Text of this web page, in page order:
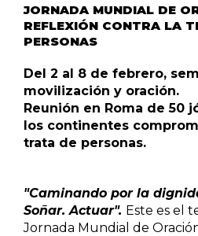
JORNADA MUNDIAL DE
REFLEXIÓN CONTRA LA
PERSONAS
Del 2 al 8 de febrero,
movilización y oración.
Reunión en Roma de 50
los continentes
trata de personas.
"Caminando por la
Soñar. Actuar". Este es el
Jornada Mundial de